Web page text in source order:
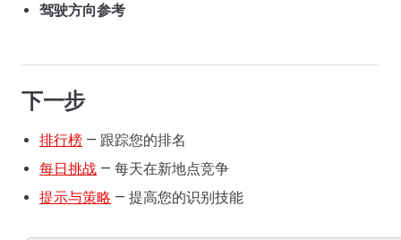
驾驶方向参考
下一步
排行榜 — 跟踪您的排名
每日挑战 — 每天在新地点竞争
提示与策略 — 提高您的识别技能